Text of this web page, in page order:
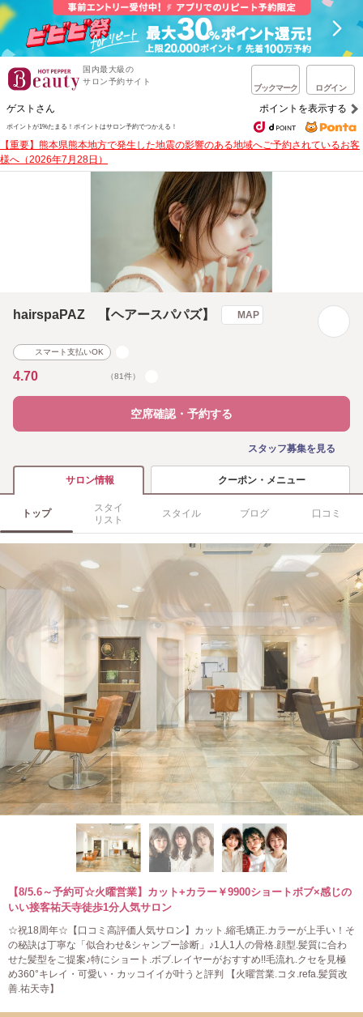
国内最大級の
サロン予約サイト
ブックマーク ログイン
ゲストさん ポイントを表示する
ポイントが1%たまる！ ポイントはサロン予約でつかえる！
【重要】熊本県熊本地方で発生した地震の影響のある地域へご予約されているお客
様へ（2026年7月28日）
hairspaPAZ 【ヘアースパパズ】 MAP
スマート支払いOK
4.70 （81件）
空席確認・予約する
スタッフ募集を見る
サロン情報 クーポン・メニュー
トップ
スタイ
リスト
スタイル ブログ 口コミ
【8/5.6～予約可☆火曜営業】カット+カラー￥9900ショートボブ×感じの
いい接客祐天寺徒歩1分人気サロン
☆祝18周年☆【口コミ高評価人気サロン】カット.縮毛矯正.カラーが上手い！そ
の秘訣は丁寧な「似合わせ&シャンプー診断」♪1人1人の骨格.顔型.髪質に合わ
せた髪型をご提案♪特にショート.ボブ.レイヤーがおすすめ!!毛流れ.クセを見極
め360°キレイ・可愛い・カッコイイが叶うと評判 【火曜営業.コタ.refa.髪質改
善.祐天寺】